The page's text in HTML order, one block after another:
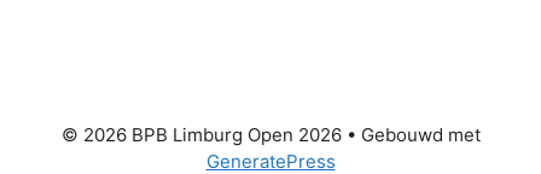
© 2026 BPB Limburg Open 2026• Gebouwd met
GeneratePress